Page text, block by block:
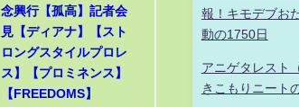
念興行【孤高】記者会
見【ディアナ】【スト
ロングスタイルプロレ
ス】【プロミネンス】
【FREEDOMS】
報！キモデブお
動の1750日
アニゲタレスト
きこもりニート